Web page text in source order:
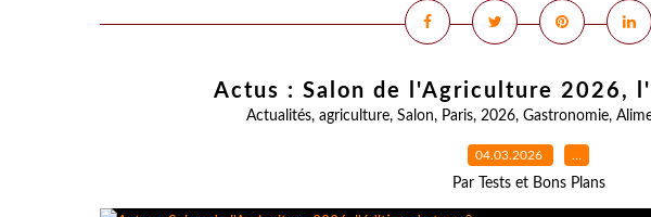
Actus : Salon de l'Agriculture 2026,
Actualités, agriculture, Salon, Paris, 2026, Gastronomie,
04.03.2026 …
Par Tests et Bons Plans